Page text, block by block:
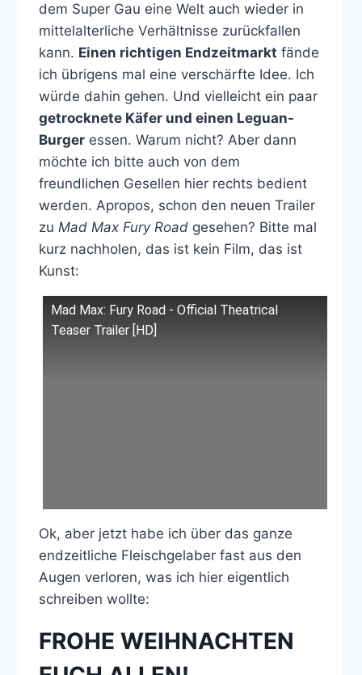
dem Super Gau eine Welt auch wieder in
mittelalterliche Verhältnisse zurückfallen
kann. Einen richtigen Endzeitmarkt fände
ich übrigens mal eine verschärfte Idee. Ich
würde dahin gehen. Und vielleicht ein paar
getrocknete Käfer und einen Leguan-
Burger essen. Warum nicht? Aber dann
möchte ich bitte auch von dem
freundlichen Gesellen hier rechts bedient
werden. Apropos, schon den neuen Trailer
zu Mad Max Fury Road gesehen? Bitte mal
kurz nachholen, das ist kein Film, das ist
Kunst:
Mad Max: Fury Road - Official Theatrical
Teaser Trailer [HD]
Ok, aber jetzt habe ich über das ganze
endzeitliche Fleischgelaber fast aus den
Augen verloren, was ich hier eigentlich
schreiben wollte:
FROHE WEIHNACHTEN